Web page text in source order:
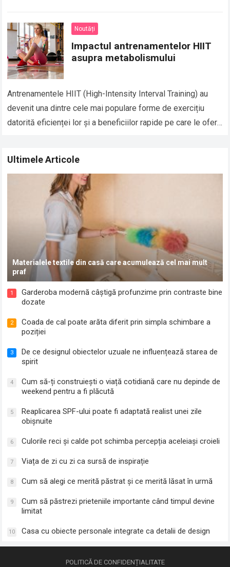
Noutăți
Impactul antrenamentelor HIIT
asupra metabolismului
Antrenamentele HIIT (High-Intensity Interval Training) au
devenit una dintre cele mai populare forme de exercițiu
datorită eficienței lor și a beneficiilor rapide pe care le oferă
Ultimele Articole
Materialele textile din casă care acumulează cel mai mult
praf
1
Garderoba modernă câștigă profunzime prin contraste bine
dozate
2
Coada de cal poate arăta diferit prin simpla schimbare a
poziției
3
De ce designul obiectelor uzuale ne influențează starea de
spirit
4
Cum să-ți construiești o viață cotidiană care nu depinde de
weekend pentru a fi plăcută
5
Reaplicarea SPF-ului poate fi adaptată realist unei zile
obișnuite
6 Culorile reci și calde pot schimba percepția aceleiași croieli
7 Viața de zi cu zi ca sursă de inspirație
8 Cum să alegi ce merită păstrat și ce merită lăsat în urmă
9
Cum să păstrezi prieteniile importante când timpul devine
limitat
10 Casa cu obiecte personale integrate ca detalii de design
POLITICĂ DE CONFIDENȚIALITATE